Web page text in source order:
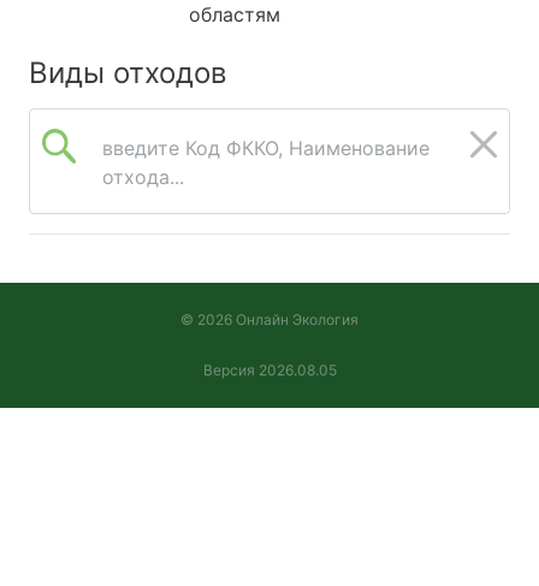
областям
Виды отходов
введите Код ФККО, Наименование
отхода...
© 2026 Онлайн Экология
Версия 2026.08.05